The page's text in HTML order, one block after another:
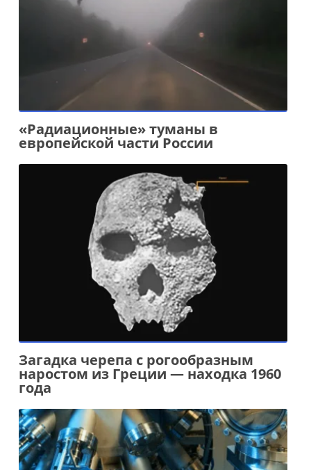
«Радиационные» туманы в
европейской части России
Загадка черепа с рогообразным
наростом из Греции — находка 1960
года